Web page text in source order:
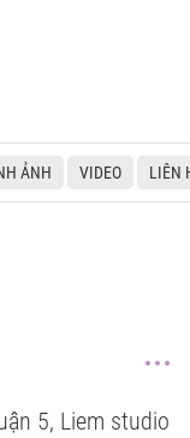
ẢNH VIDEO LIÊN
5, Liem studio